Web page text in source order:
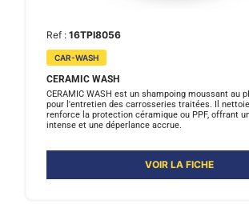
Ref : 16TPI8056
CAR-WASH
CERAMIC WASH
CERAMIC WASH est un shampoing moussant au
pour l'entretien des carrosseries traitées. Il
renforce la protection céramique ou PPF, offrant
intense et une déperlance accrue.
VOIR LA FICHE